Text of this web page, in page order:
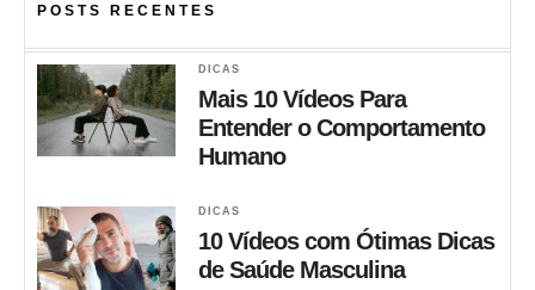
POSTS RECENTES
DICAS
Mais 10 Vídeos Para
Entender o Comportamento
Humano
DICAS
10 Vídeos com Ótimas Dicas
de Saúde Masculina